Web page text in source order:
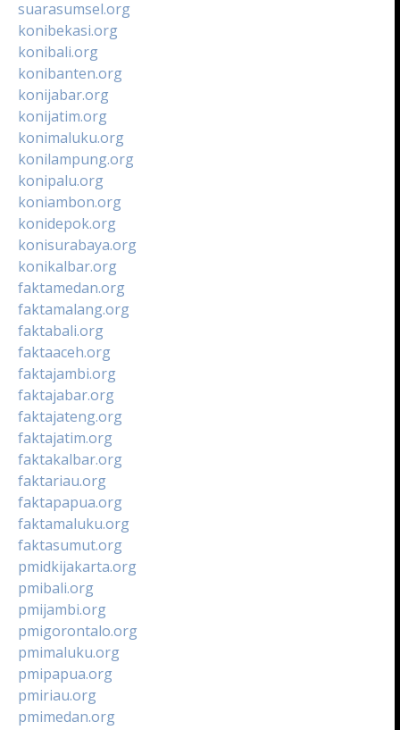
suarasumsel.org
konibekasi.org
konibali.org
konibanten.org
konijabar.org
konijatim.org
konimaluku.org
konilampung.org
konipalu.org
koniambon.org
konidepok.org
konisurabaya.org
konikalbar.org
faktamedan.org
faktamalang.org
faktabali.org
faktaaceh.org
faktajambi.org
faktajabar.org
faktajateng.org
faktajatim.org
faktakalbar.org
faktariau.org
faktapapua.org
faktamaluku.org
faktasumut.org
pmidkijakarta.org
pmibali.org
pmijambi.org
pmigorontalo.org
pmimaluku.org
pmipapua.org
pmiriau.org
pmimedan.org